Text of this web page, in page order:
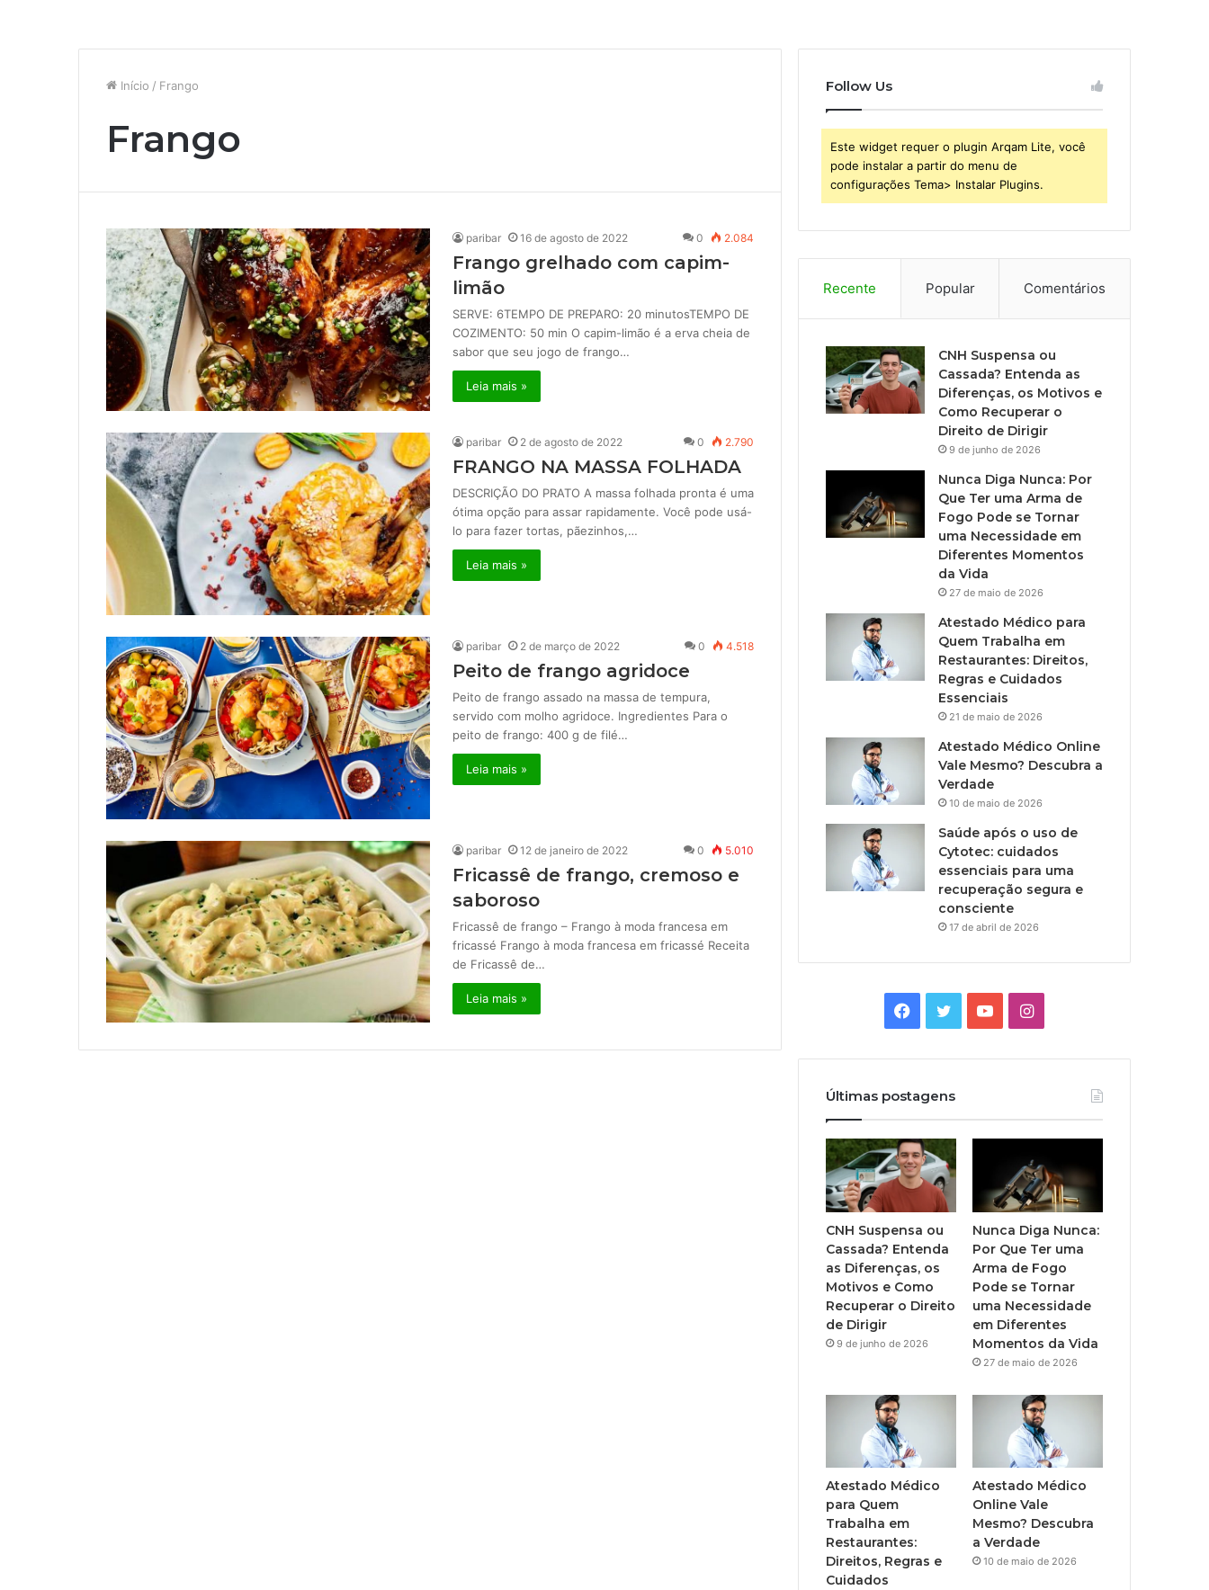
Início / Frango
Frango
paribar 16 de agosto de 2022 0 2.084
Frango grelhado com capim-
limão
SERVE: 6TEMPO DE PREPARO: 20 minutosTEMPO DE
COZIMENTO: 50 min O capim-limão é a erva cheia de
sabor que seu jogo de frango…
Leia mais »
paribar 2 de agosto de 2022 0 2.790
FRANGO NA MASSA FOLHADA
DESCRIÇÃO DO PRATO A massa folhada pronta é uma
ótima opção para assar rapidamente. Você pode usá-
lo para fazer tortas, pãezinhos,…
Leia mais »
paribar 2 de março de 2022 0 4.518
Peito de frango agridoce
Peito de frango assado na massa de tempura,
servido com molho agridoce. Ingredientes Para o
peito de frango: 400 g de filé…
Leia mais »
paribar 12 de janeiro de 2022 0 5.010
Fricassê de frango, cremoso e
saboroso
Fricassê de frango – Frango à moda francesa em
fricassé Frango à moda francesa em fricassé Receita
de Fricassê de…
Leia mais »
Follow Us
Este widget requer o plugin Arqam Lite, você
pode instalar a partir do menu de
configurações Tema> Instalar Plugins.
Recente Popular Comentários
CNH Suspensa ou
Cassada? Entenda as
Diferenças, os Motivos e
Como Recuperar o
Direito de Dirigir
9 de junho de 2026
Nunca Diga Nunca: Por
Que Ter uma Arma de
Fogo Pode se Tornar
uma Necessidade em
Diferentes Momentos
da Vida
27 de maio de 2026
Atestado Médico para
Quem Trabalha em
Restaurantes: Direitos,
Regras e Cuidados
Essenciais
21 de maio de 2026
Atestado Médico Online
Vale Mesmo? Descubra a
Verdade
10 de maio de 2026
Saúde após o uso de
Cytotec: cuidados
essenciais para uma
recuperação segura e
consciente
17 de abril de 2026
Facebook
TwitterYouTubeInstagram
Últimas postagens
CNH Suspensa ou
Cassada? Entenda
as Diferenças, os
Motivos e Como
Recuperar o Direito
de Dirigir
9 de junho de 2026
Nunca Diga Nunca:
Por Que Ter uma
Arma de Fogo
Pode se Tornar
uma Necessidade
em Diferentes
Momentos da Vida
27 de maio de 2026
Atestado Médico
para Quem
Trabalha em
Restaurantes:
Direitos, Regras e
Cuidados
Atestado Médico
Online Vale
Mesmo? Descubra
a Verdade
10 de maio de 2026